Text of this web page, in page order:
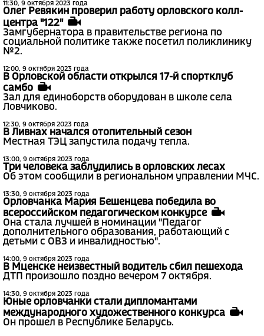
11:30, 9 октября 2023 года
Олег Ревякин проверил работу орловского колл-
центра "122"
Замгубернатора в правительстве региона по
социальной политике также посетил поликлинику
№2.
12:00, 9 октября 2023 года
В Орловской области открылся 17-й спортклуб
самбо
Зал для единоборств оборудован в школе села
Ловчиково.
12:30, 9 октября 2023 года
В Ливнах начался отопительный сезон
Местная ТЭЦ запустила подачу тепла.
13:00, 9 октября 2023 года
Три человека заблудились в орловских лесах
Об этом сообщили в региональном управлении МЧС.
13:30, 9 октября 2023 года
Орловчанка Мария Бешенцева победила во
всероссийском педагогическом конкурсе
Она стала лучшей в номинации "Педагог
дополнительного образования, работающий с
детьми с ОВЗ и инвалидностью".
14:00, 9 октября 2023 года
В Мценске неизвестный водитель сбил пешехода
ДТП произошло поздно вечером 7 октября.
14:30, 9 октября 2023 года
Юные орловчанки стали дипломантами
международного художественного конкурса
Он прошел в Республике Беларусь.